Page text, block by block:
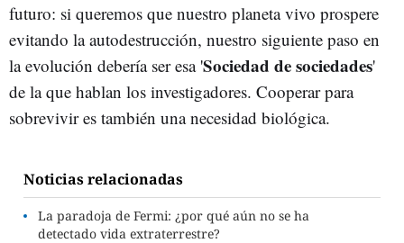
futuro: si queremos que nuestro planeta vivo prospere
evitando la autodestrucción, nuestro siguiente paso en
la evolución debería ser esa 'Sociedad de sociedades'
de la que hablan los investigadores. Cooperar para
sobrevivir es también una necesidad biológica.
Noticias relacionadas
La paradoja de Fermi: ¿por qué aún no se ha
detectado vida extraterrestre?